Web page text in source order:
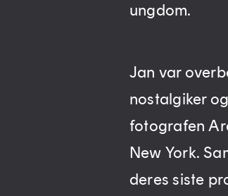
ungdom.
Jan var
nostalgiker
fotografen
New York.
deres siste